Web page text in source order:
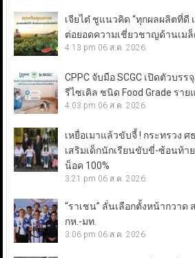
เจียไต๋ ชูแนวคิด “ทุกผลผลิตที่ดี
ต่อยอดความเชี่ยวชาญด้านเม
4:13 pm 06 ส.ค. 2026
CPPC จับมือ SCGC เปิดตัวบร
รีไซเคิล ชนิด Food Grade รา
4:03 pm 06 ส.ค. 2026
เหยื่อเมาแล้วขับจี้ ! กระทรวง
เสริมเด็กนักเรียนขับขี่-ซ้อนท้า
น็อค 100%
3:21 pm 06 ส.ค. 2026
“ราเชน” ลั่นเลือกตั้งหน้ากวาด
กห.-มท.
3:06 pm 06 ส.ค. 2026